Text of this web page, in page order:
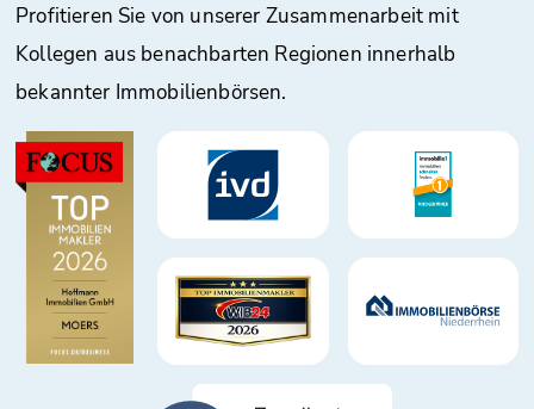
Profitieren Sie von unserer Zusammenarbeit mit
Kollegen aus benachbarten Regionen innerhalb
bekannter Immobilienbörsen.